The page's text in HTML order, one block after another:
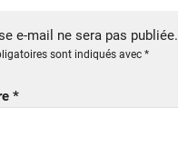
e-mail ne sera pas publiée.
sont indiqués avec *
*